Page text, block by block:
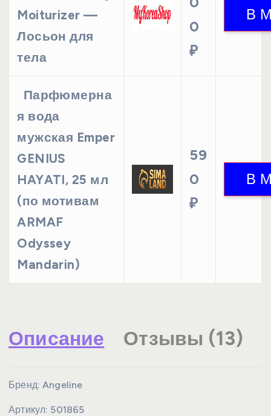
Moiturizer —
Лосьон для
тела
0
₽
Парфюмерна
я вода
мужская Emper
GENIUS
HAYATI, 25 мл
(по мотивам
ARMAF
Odyssey
Mandarin)
59
0
₽
Описание Отзывы (13)
Бренд:Angeline
Артикул: 501865